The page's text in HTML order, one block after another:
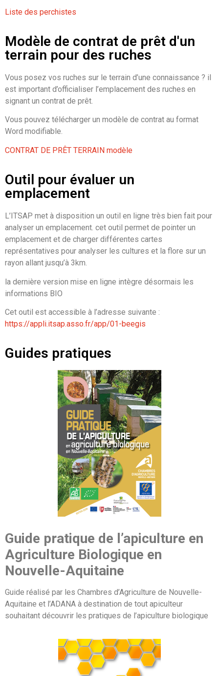
Liste des perchistes
Modèle de contrat de prêt d'un
terrain pour des ruches
Vous posez vos ruches sur le terrain d’une connaissance ? il
est important d’officialiser l’emplacement des ruches en
signant un contrat de prêt.
Vous pouvez télécharger un modèle de contrat au format
Word modifiable.
CONTRAT DE PRÊT TERRAIN modèle
Outil pour évaluer un
emplacement
L’ITSAP met à disposition un outil en ligne très bien fait pour
analyser un emplacement. cet outil permet de pointer un
emplacement et de charger différentes cartes
représentatives pour analyser les cultures et la flore sur un
rayon allant jusqu’à 3km.
la dernière version mise en ligne intègre désormais les
informations BIO
Cet outil est accessible à l’adresse suivante :
https://appli.itsap.asso.fr/app/01-beegis
Guides pratiques
Guide pratique de l’apiculture en
Agriculture Biologique en
Nouvelle-Aquitaine
Guide réalisé par les Chambres d’Agriculture de Nouvelle-
Aquitaine et l’ADANA à destination de tout apiculteur
souhaitant découvrir les pratiques de l’apiculture biologique